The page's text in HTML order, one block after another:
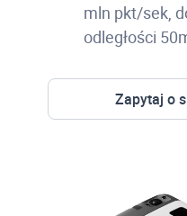
mln pkt/sek,
odległości
Zapytaj o